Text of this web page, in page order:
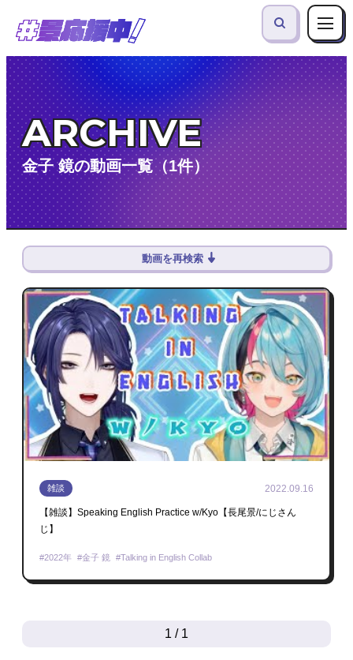
ARCHIVE
金子 鏡の動画一覧（1件）
動画を再検索
雑談 2022.09.16
【雑談】Speaking English Practice w/Kyo【長尾景/にじさん
じ】
2022年 金子 鏡 Talking in English Collab
1 / 1